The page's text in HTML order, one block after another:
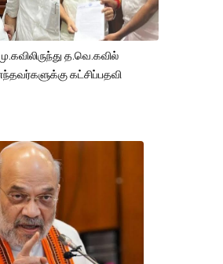
த.வெ.கவில்
கட்சிப்பதவி